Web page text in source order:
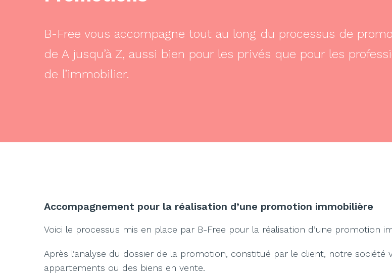
B-Free vous accompagne tout au long du processus de
de A jusqu’à Z, aussi bien pour les privés que pour les
de l’immobilier.
Accompagnement pour la réalisation d’une promotion immobilière
Voici le processus mis en place par B-Free pour la réalisation d’une promotion
Après l’analyse du dossier de la promotion, constitué par le client, notre
appartements ou des biens en vente.